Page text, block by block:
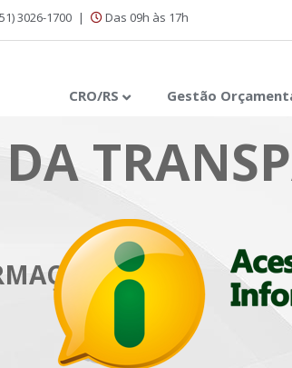
3026-1700 | Das 09h às 17h
CRO/RS Gestão